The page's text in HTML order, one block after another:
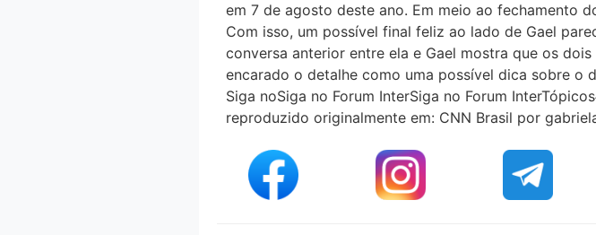
em 7 de agosto deste ano. Em meio ao fechamento
Com isso, um possível final feliz ao lado de Gael
conversa anterior entre ela e Gael mostra que os
encarado o detalhe como uma possível dica sobre o
Siga noSiga no Forum InterSiga no Forum
reproduzido originalmente em: CNN Brasil por